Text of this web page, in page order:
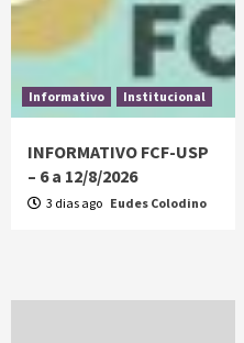
Informativo Institucional
INFORMATIVO FCF-USP
– 6 a 12/8/2026
3 dias ago Eudes Colodino